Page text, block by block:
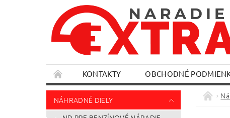
KONTAKTY OBCHODNÉ
NÁHRADNÉ DIELY